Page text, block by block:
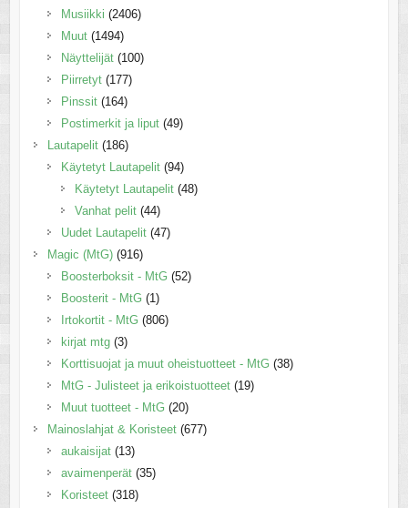
Musiikki (2406)
Muut (1494)
Näyttelijät (100)
Piirretyt (177)
Pinssit (164)
Postimerkit ja liput (49)
Lautapelit (186)
Käytetyt Lautapelit (94)
Käytetyt Lautapelit (48)
Vanhat pelit (44)
Uudet Lautapelit (47)
Magic (MtG) (916)
Boosterboksit - MtG (52)
Boosterit - MtG (1)
Irtokortit - MtG (806)
kirjat mtg (3)
Korttisuojat ja muut oheistuotteet - MtG (38)
MtG - Julisteet ja erikoistuotteet (19)
Muut tuotteet - MtG (20)
Mainoslahjat & Koristeet (677)
aukaisijat (13)
avaimenperät (35)
Koristeet (318)